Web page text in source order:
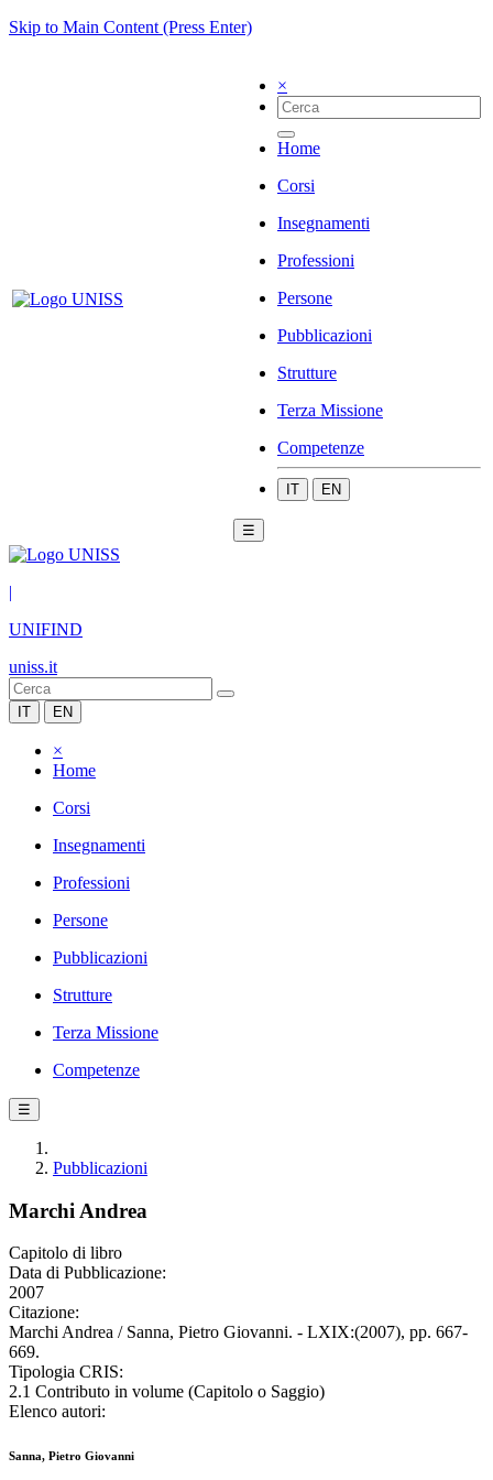
Skip to Main Content (Press Enter)
×
Home
Corsi
Insegnamenti
Professioni
Persone
Pubblicazioni
Strutture
Terza Missione
Competenze
IT EN
☰
|
UNIFIND
uniss.it
IT EN
×
Home
Corsi
Insegnamenti
Professioni
Persone
Pubblicazioni
Strutture
Terza Missione
Competenze
☰
Pubblicazioni
Marchi Andrea
Capitolo di libro
Data di Pubblicazione:
2007
Citazione:
Marchi Andrea / Sanna, Pietro Giovanni. - LXIX:(2007), pp. 667-
669.
Tipologia CRIS:
2.1 Contributo in volume (Capitolo o Saggio)
Elenco autori:
Sanna, Pietro Giovanni